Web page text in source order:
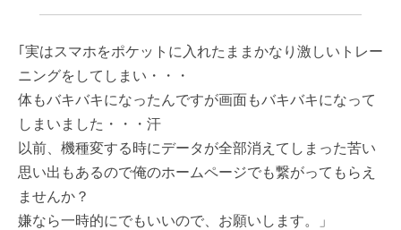
｢実はスマホをポケットに入れたままかなり激しいトレー
ニングをしてしまい・・・
体もバキバキになったんですが画面もバキバキになって
しまいました・・・汗
以前、機種変する時にデータが全部消えてしまった苦い
思い出もあるので俺のホームページでも繋がってもらえ
ませんか？
嫌なら一時的にでもいいので、お願いします。」